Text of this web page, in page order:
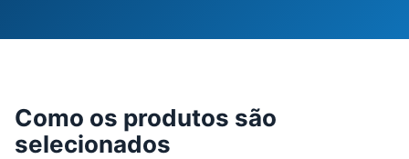
Como os produtos são
selecionados